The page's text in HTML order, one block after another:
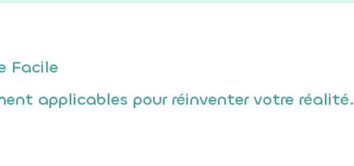
Facile
applicables pour réinventer votre réalité.